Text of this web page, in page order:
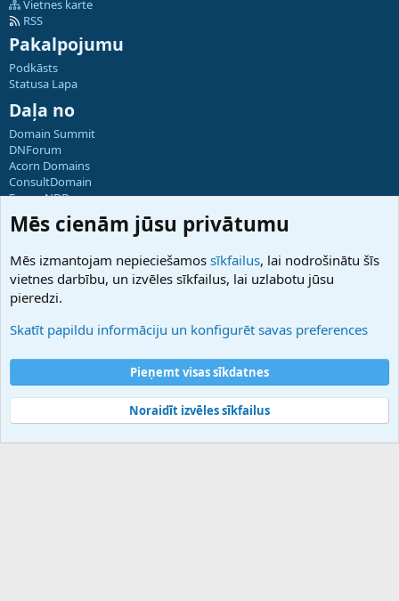
Vietnes karte
RSS
Pakalpojumu
Podkāsts
Statusa Lapa
Daļa no
Domain Summit
DNForum
Acorn Domains
ConsultDomain
ForumNDD
Domainforum.ro
27.be
Hostmaria
Atbalsts
Palīdzība
Noteikumi un nosacījumi
Privātuma politika
Community platform by XenForo® © 2010-2025 XenForo Ltd.
Mēs cienām jūsu privātumu
Mēs izmantojam nepieciešamos sīkfailus, lai nodrošinātu šīs
vietnes darbību, un izvēles sīkfailus, lai uzlabotu jūsu
pieredzi.
Skatīt papildu informāciju un konfigurēt savas preferences
Pieņemt visas sīkdatnes
Noraidīt izvēles sīkfailus